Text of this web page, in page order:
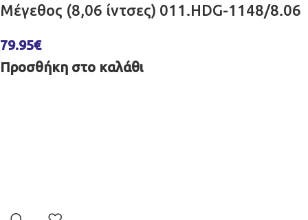
Μέγεθος (8,06 ίντσες) 011.HDG-1148/8.06
79.95€
Προσθήκη στο καλάθι